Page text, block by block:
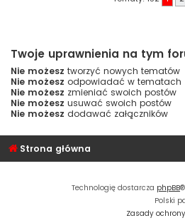
Twoje uprawnienia na tym
Nie możesz tworzyć nowych tematów
Nie możesz odpowiadać w tematach
Nie możesz zmieniać swoich postów
Nie możesz usuwać swoich postów
Nie możesz dodawać załączników
Strona główna
Technologię dostarcza phpBB
Polski
Zasady